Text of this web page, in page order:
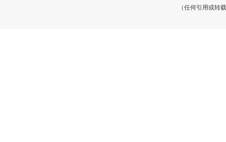
（任何引用或转